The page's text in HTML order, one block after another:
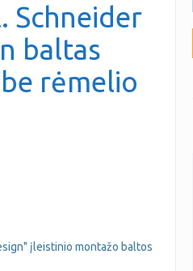
Schneider
baltas
rėmelio
įleistinio montažo baltos